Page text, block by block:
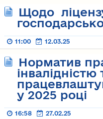
Щодо
11:00 12.03.25
Норматив
у 2025 році
16:58 27.02.25